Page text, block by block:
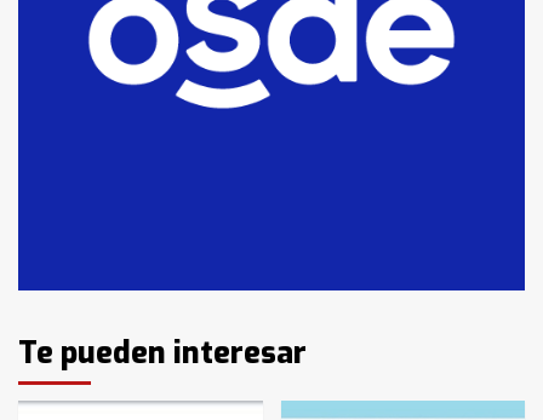
14 allanamientos con Gendarmería
en T.Lauquen, Pehuajó y Carlos
4
Accidente en Ruta 5: falleció un
Te pueden interesar